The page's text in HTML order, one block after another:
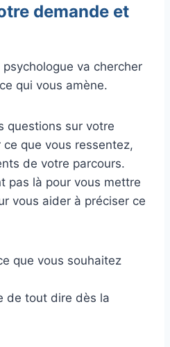
demande et
psychologue va chercher
qui vous amène.
questions sur votre
que vous ressentez,
de votre parcours.
pas là pour vous mettre
vous aider à préciser ce
que vous souhaitez
de tout dire dès la